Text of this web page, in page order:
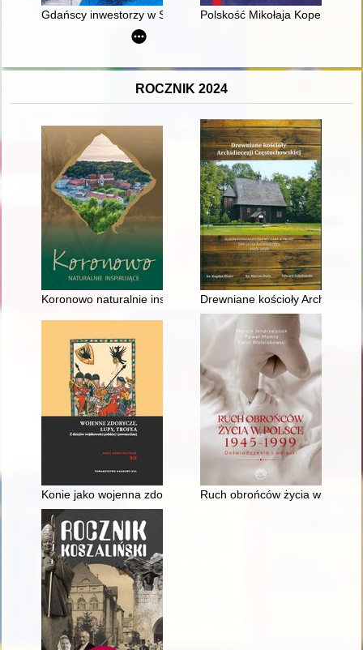
Gdańscy inwestorzy w Sopocie : prestiż finansowy i
Polskość Mikołaja Kopernika z
ROCZNIK 2024
Koronowo naturalnie inspirująceDrewniane kościoły
Konie jako wojenna zdobycz w średniowiecznych narracjach
Ruch obrońców życia w